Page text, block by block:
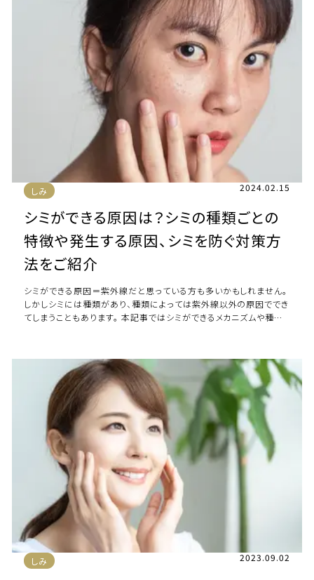
しみ 2024.02.15
シミができる原因は？シミの種類ごとの
特徴や発生する原因、シミを防ぐ対策方
法をご紹介
シミができる原因＝紫外線だと思っている方も多いかもしれません。
しかしシミには種類があり、種類によっては紫外線以外の原因ででき
てしまうこともあります。 本記事ではシミができるメカニズムや種類
しみ 2023.09.02